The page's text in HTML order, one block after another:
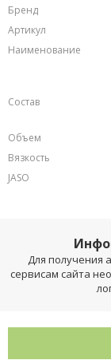
Бренд
Артикул
Наименование
Состав
Объем
Вязкость
JASO
Для получения
сервисам сайта